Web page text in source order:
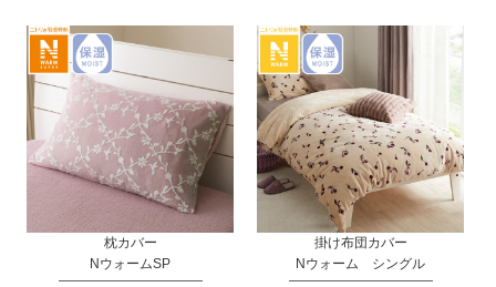
枕カバー
NウォームSP
掛け布団カバー
Nウォーム シングル